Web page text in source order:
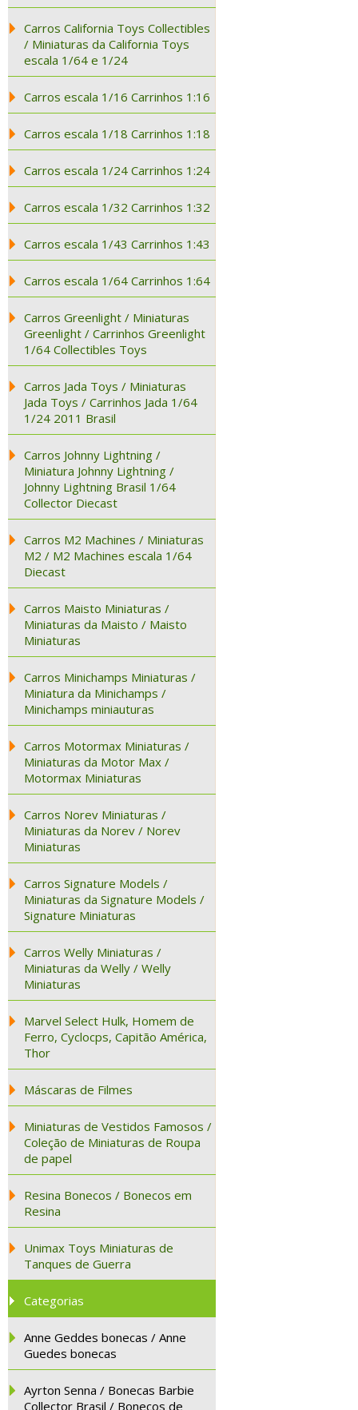
Carros California Toys Collectibles
/ Miniaturas da California Toys
escala 1/64 e 1/24
Carros escala 1/16 Carrinhos 1:16
Carros escala 1/18 Carrinhos 1:18
Carros escala 1/24 Carrinhos 1:24
Carros escala 1/32 Carrinhos 1:32
Carros escala 1/43 Carrinhos 1:43
Carros escala 1/64 Carrinhos 1:64
Carros Greenlight / Miniaturas
Greenlight / Carrinhos Greenlight
1/64 Collectibles Toys
Carros Jada Toys / Miniaturas
Jada Toys / Carrinhos Jada 1/64
1/24 2011 Brasil
Carros Johnny Lightning /
Miniatura Johnny Lightning /
Johnny Lightning Brasil 1/64
Collector Diecast
Carros M2 Machines / Miniaturas
M2 / M2 Machines escala 1/64
Diecast
Carros Maisto Miniaturas /
Miniaturas da Maisto / Maisto
Miniaturas
Carros Minichamps Miniaturas /
Miniatura da Minichamps /
Minichamps miniauturas
Carros Motormax Miniaturas /
Miniaturas da Motor Max /
Motormax Miniaturas
Carros Norev Miniaturas /
Miniaturas da Norev / Norev
Miniaturas
Carros Signature Models /
Miniaturas da Signature Models /
Signature Miniaturas
Carros Welly Miniaturas /
Miniaturas da Welly / Welly
Miniaturas
Marvel Select Hulk, Homem de
Ferro, Cyclocps, Capitão América,
Thor
Máscaras de Filmes
Miniaturas de Vestidos Famosos /
Coleção de Miniaturas de Roupa
de papel
Resina Bonecos / Bonecos em
Resina
Unimax Toys Miniaturas de
Tanques de Guerra
Categorias
Anne Geddes bonecas / Anne
Guedes bonecas
Ayrton Senna / Bonecas Barbie
Collector Brasil / Bonecos de